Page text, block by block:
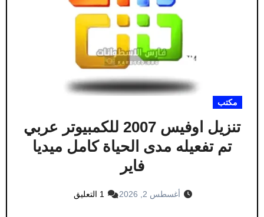
مكتب
تنزيل اوفيس 2007 للكمبيوتر عربي
تم تفعيله مدى الحياة كامل ميديا
فاير
أغسطس 2, 2026 1 التعليق